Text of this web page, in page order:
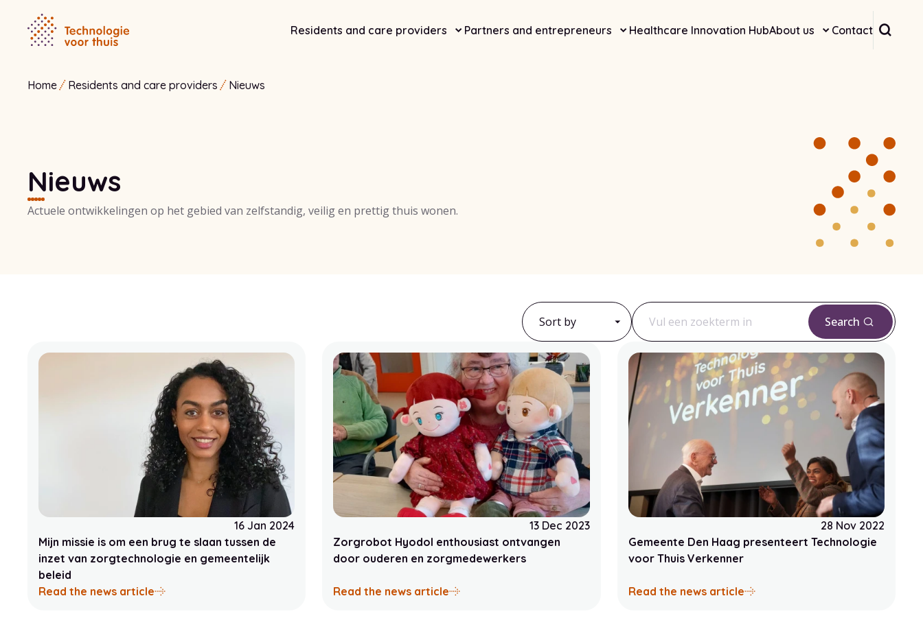
Residents and care providers Partners and entrepreneurs Healthcare Innovation HubAbout us Contact
Home Residents and care providers Nieuws
Nieuws
Actuele ontwikkelingen op het gebied van zelfstandig, veilig en prettig thuis wonen.
Sort by
Search
16 Jan 2024
Mijn missie is om een brug te slaan tussen de
inzet van zorgtechnologie en gemeentelijk
beleid
Read the news articleaboutMijn missie is om een brug te slaan tussen de inzet van zorgtechnologie en gemeentelijk beleid
13 Dec 2023
Zorgrobot Hyodol enthousiast ontvangen
door ouderen en zorgmedewerkers
Read the news articleaboutZorgrobot Hyodol enthousiast ontvangen door ouderen en zorgmedewerkers
28 Nov 2022
Gemeente Den Haag presenteert Technologie
voor Thuis Verkenner
Read the news articleaboutGemeente Den Haag